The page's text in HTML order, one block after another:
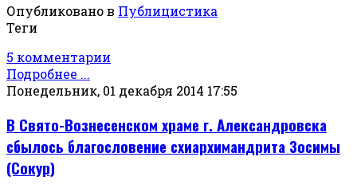
Опубликовано в Публицистика
Теги
5 комментарии
Подробнее ...
Понедельник, 01 декабря 2014 17:55
В Свято-Вознесенском храме г. Александровска
сбылось благословение схиархимандрита Зосимы
(Сокур)